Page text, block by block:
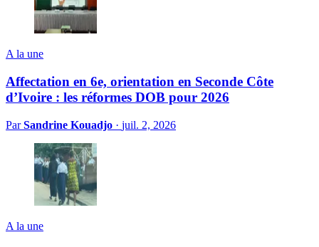
A la une
Affectation en 6e, orientation en Seconde Côte
d’Ivoire : les réformes DOB pour 2026
ParSandrine Kouadjo · juil. 2, 2026
A la une